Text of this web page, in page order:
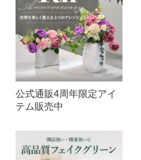
公式通販4周年限定アイ
テム販売中